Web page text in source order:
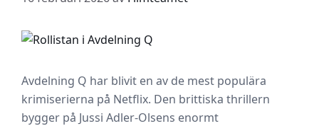
Avdelning Q har blivit en av de mest populära
krimiserierna på Netflix. Den brittiska thrillern
bygger på Jussi Adler-Olsens enormt